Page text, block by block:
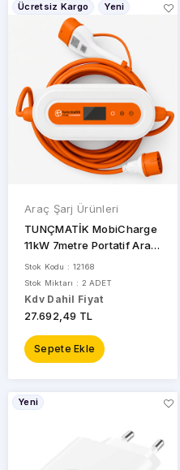
Ücretsiz Kargo Yeni
Araç Şarj Ürünleri
TUNÇMATİK MobiCharge
11kW 7metre Portatif Araç
Şarj
Stok Kodu : 12168
Stok Miktarı : 2 ADET
Kdv Dahil Fiyat
27.692,49 TL
Sepete Ekle
Yeni